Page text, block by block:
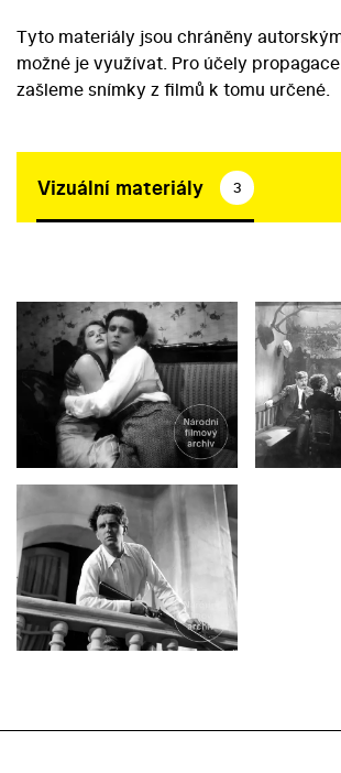
Tyto materiály jsou chráněny
možné je využívat. Pro účely
zašleme snímky z filmů k tomu určené.
Vizuální materiály 3